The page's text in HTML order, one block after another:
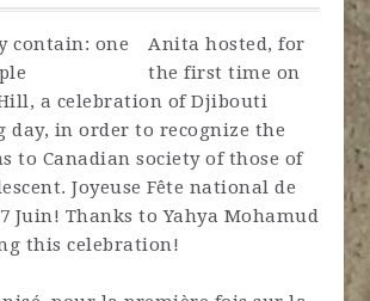
Anita hosted, for
the first time on
a celebration of Djibouti
day, in order to recognize the
to Canadian society of those of
Joyeuse Fête national de
Juin! Thanks to Yahya Mohamud
this celebration!